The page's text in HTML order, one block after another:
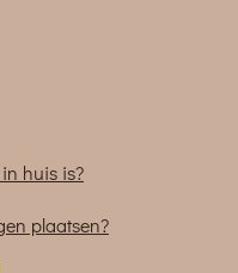
huis is?
plaatsen?